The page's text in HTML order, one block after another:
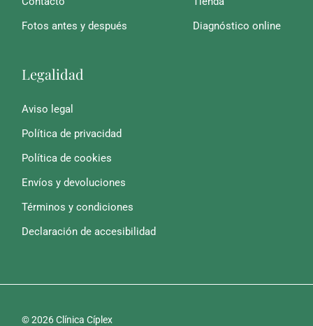
Fotos antes y después
Diagnóstico online
Legalidad
Aviso legal
Política de privacidad
Política de cookies
Envíos y devoluciones
Términos y condiciones
Declaración de accesibilidad
© 2026 Clínica Cíplex